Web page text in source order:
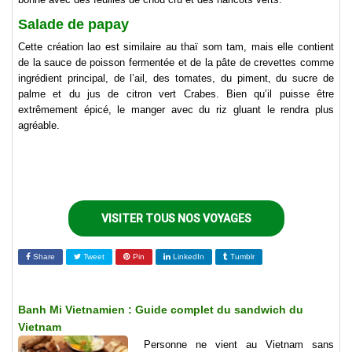
Salade de papay
Cette création lao est similaire au thaï som tam, mais elle contient
de la sauce de poisson fermentée et de la pâte de crevettes comme
ingrédient principal, de l’ail, des tomates, du piment, du sucre de
palme et du jus de citron vert Crabes. Bien qu’il puisse être
extrêmement épicé, le manger avec du riz gluant le rendra plus
agréable.
VISITER TOUS NOS VOYAGES
Share Tweet Pin LinkedIn Tumblr
Banh Mi Vietnamien : Guide complet du sandwich du
Vietnam
Personne ne vient au Vietnam sans